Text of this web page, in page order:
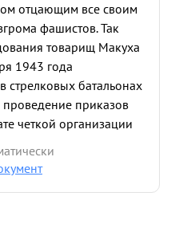
отцающим все своим
фашистов. Так
товарищ Макуха
1943 года
стрелковых батальонах
приказов
четкой организации
оружия
не только был
убитыми 1 3